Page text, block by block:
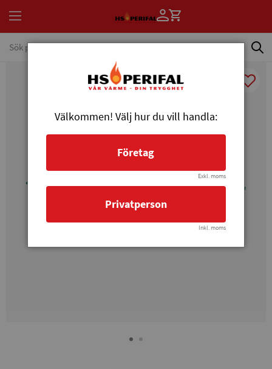
Välkommen! Välj hur du vill handla:
Företag
Exkl. moms
Privatperson
Inkl. moms